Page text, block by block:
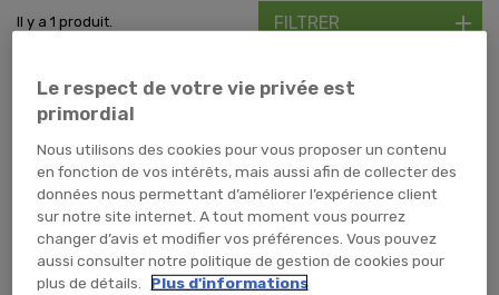
FILTRER
Il y a 1 produit.
Gants de manutention, gants de ménage, gants anti-coupures,
gants kevlar, gants de manutention et gants spécialisés,...
Découvrez tous nos modèles. Ces gants protégeront vos mains du froid, de la
Accroche Gants Double
Pince Noir
Le respect de votre vie privée est
primordial
Nous utilisons des cookies pour vous proposer un contenu
en fonction de vos intérêts, mais aussi afin de collecter des
données nous permettant d’améliorer l’expérience client
sur notre site internet. A tout moment vous pourrez
changer d’avis et modifier vos préférences. Vous pouvez
aussi consulter notre politique de gestion de cookies pour
plus de détails.
Plus d'informations